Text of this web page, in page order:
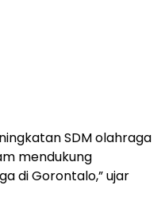
SDM olahraga
mendukung
di Gorontalo,” ujar